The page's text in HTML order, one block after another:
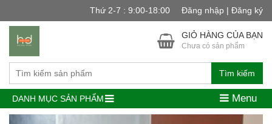
Thứ 2-7 : 9:00-18:00 Đăng nhập | Đăng ký
Tìm kiếm
GIỎ HÀNG CỦA BẠN
Chưa có sản phẩm
DANH MỤC SẢN PHẨM Menu